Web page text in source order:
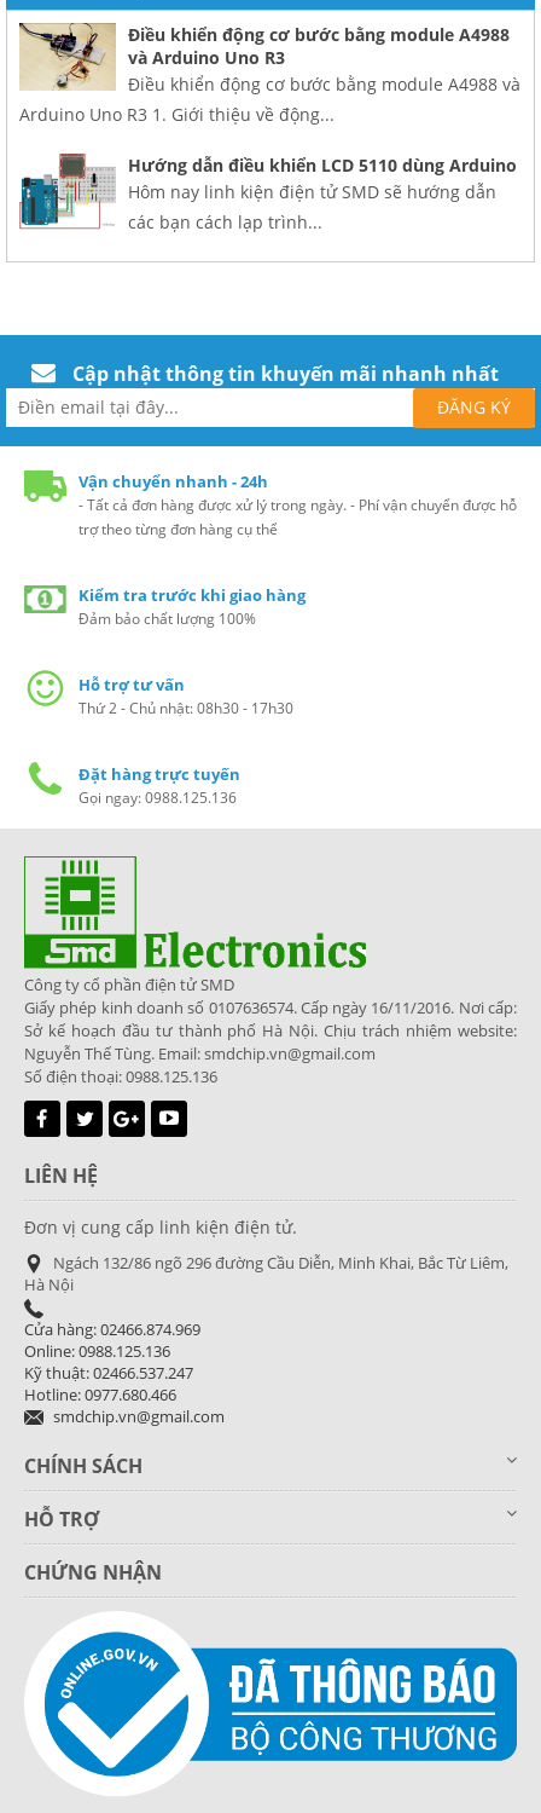
Điều khiển động cơ bước bằng module A4988
và Arduino Uno R3
Điều khiển động cơ bước bằng module A4988 và
Arduino Uno R3 1. Giới thiệu về động...
Hướng dẫn điều khiển LCD 5110 dùng Arduino
Hôm nay linh kiện điện tử SMD sẽ hướng dẫn
các bạn cách lạp trình...
Cập nhật thông tin khuyến mãi nhanh nhất
Vận chuyển nhanh - 24h
- Tất cả đơn hàng được xử lý trong ngày. - Phí vận chuyển được hỗ
trợ theo từng đơn hàng cụ thể
Kiểm tra trước khi giao hàng
Đảm bảo chất lượng 100%
Hỗ trợ tư vấn
Thứ 2 - Chủ nhật: 08h30 - 17h30
Đặt hàng trực tuyến
Gọi ngay: 0988.125.136
Công ty cổ phần điện tử SMD
Giấy phép kinh doanh số 0107636574. Cấp ngày 16/11/2016. Nơi cấp:
Sở kế hoạch đầu tư thành phố Hà Nội. Chịu trách nhiệm website:
Nguyễn Thế Tùng. Email: smdchip.vn@gmail.com
Số điện thoại: 0988.125.136
LIÊN HỆ
Đơn vị cung cấp linh kiện điện tử.
Ngách 132/86 ngõ 296 đường Cầu Diễn, Minh Khai, Bắc Từ Liêm,
Hà Nội
Cửa hàng: 02466.874.969
Online: 0988.125.136
Kỹ thuật: 02466.537.247
Hotline: 0977.680.466
smdchip.vn@gmail.com
CHÍNH SÁCH
HỖ TRỢ
CHỨNG NHẬN